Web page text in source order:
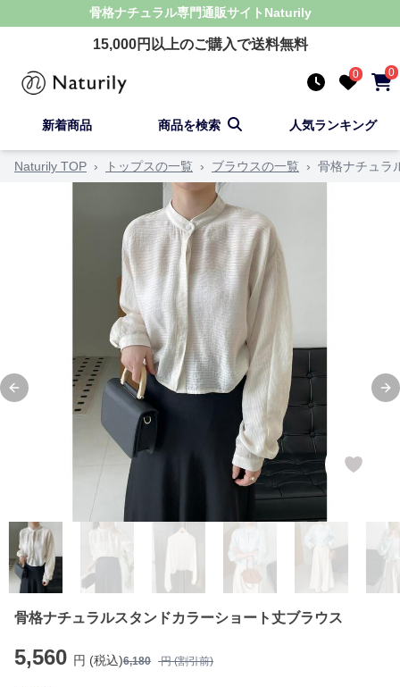
骨格ナチュラル専門通販サイト Naturily
15,000円以上のご購入で送料無料
0 0
新着商品 商品を検索 人気ランキング
Naturily TOP › トップスの一覧 › ブラウスの一覧 › 骨格ナチュラ
Previous slide
骨格ナチュラルスタンドカラーショート丈ブラウス
5,560 円 (税込)6,180 円 (割引前)